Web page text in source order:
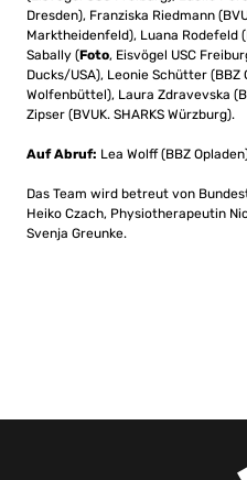
Dresden), Franziska Riedmann
Marktheidenfeld), Luana Rodefeld
Sabally (Foto, Eisvögel USC
Ducks/USA), Leonie Schütter (BBZ
Wolfenbüttel), Laura Zdravevska
Zipser (BVUK. SHARKS Würzburg).
Auf Abruf: Lea Wolff (BBZ
Das Team wird betreut von
Heiko Czach, Physiotherapeutin
Svenja Greunke.